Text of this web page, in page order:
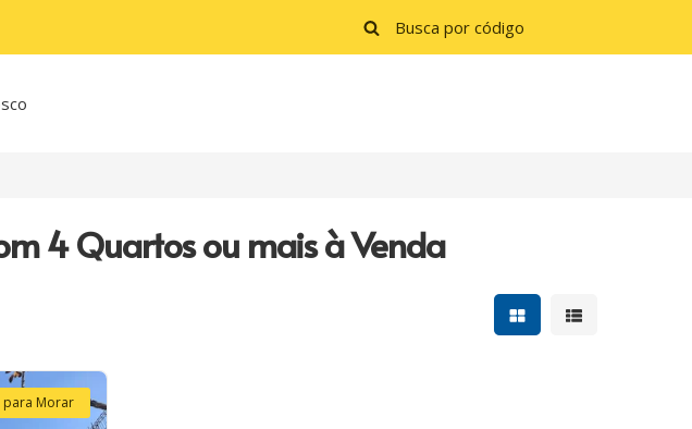
4 Quartos ou mais à Venda
Mostrar resultados
Mostrar
para Morar